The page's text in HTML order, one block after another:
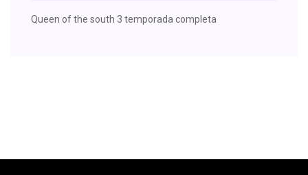
Queen of the south 3 temporada completa